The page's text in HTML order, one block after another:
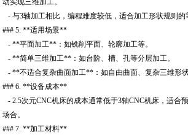
动实现三维加工。
- 与3轴加工相比，编程难度较低，适合加工形状规则的
### 5. **适用场景**
- **平面加工**：如铣削平面、轮廓加工等。
- **简单三维加工**：如台阶、槽、孔等分层加工。
- **不适合复杂曲面加工**：如自由曲面、复杂三维形状
### 6. **设备成本**
- 2.5次元CNC机床的成本通常低于3轴CNC机床，适合
场合。
### 7. **加工材料**